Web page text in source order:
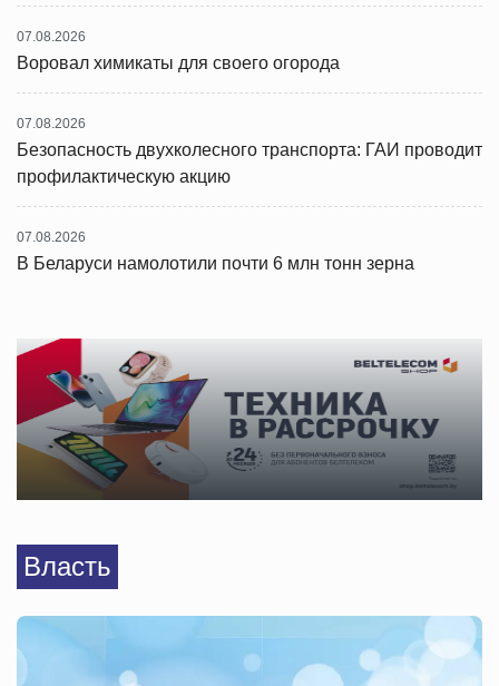
07.08.2026
Воровал химикаты для своего огорода
07.08.2026
Безопасность двухколесного транспорта: ГАИ проводит
профилактическую акцию
07.08.2026
В Беларуси намолотили почти 6 млн тонн зерна
Власть